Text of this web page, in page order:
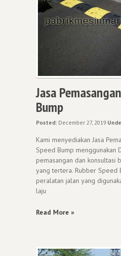
Jasa
Bump
Posted: December 27, 2019
Kami menyediakan Jasa
Speed Bump menggunakan
pemasangan dan konsultasi
yang tertera. Rubber Speed
peralatan jalan yang
laju
Read More »